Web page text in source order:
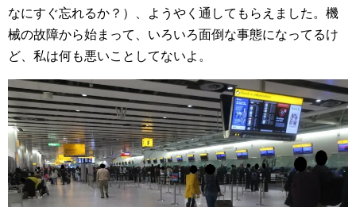
なにすぐ忘れるか？）、ようやく通してもらえました。機
械の故障から始まって、いろいろ面倒な事態になってるけ
ど、私は何も悪いことしてないよ。